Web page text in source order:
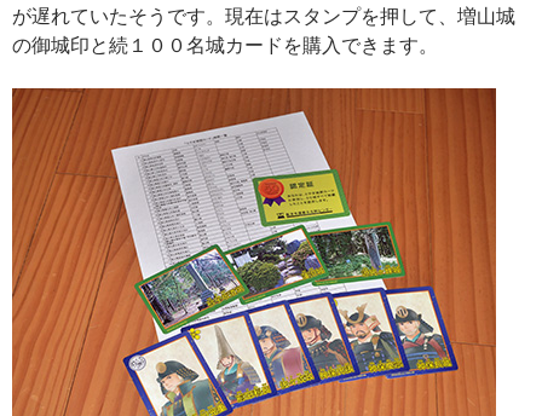
が遅れていたそうです。現在はスタンプを押して、増山城
の御城印と続１００名城カードを購入できます。